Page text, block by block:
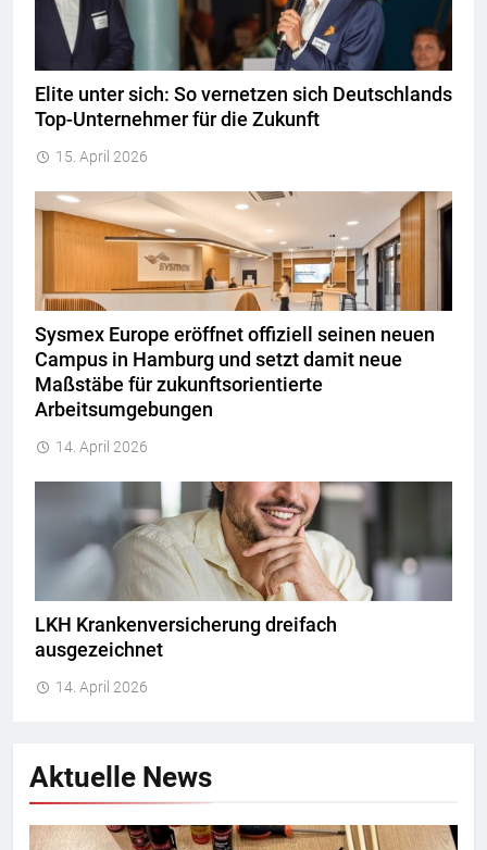
Elite unter sich: So vernetzen sich Deutschlands
Top-Unternehmer für die Zukunft
15. April 2026
Sysmex Europe eröffnet offiziell seinen neuen
Campus in Hamburg und setzt damit neue
Maßstäbe für zukunftsorientierte
Arbeitsumgebungen
14. April 2026
LKH Krankenversicherung dreifach
ausgezeichnet
14. April 2026
Aktuelle News